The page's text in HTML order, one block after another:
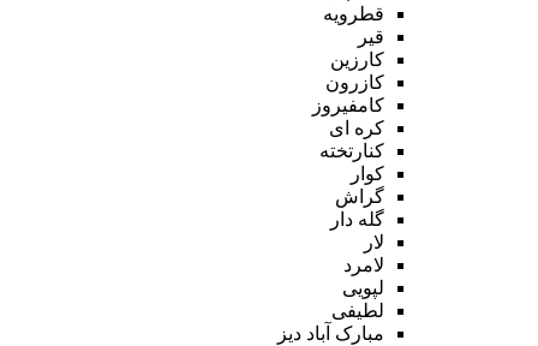
قطرویه
قیر
کارزین
کازرون
کامفیروز
کره ای
کنارتخته
کوار
گراش
گله دار
لار
لامرد
لپویی
لطیفی
مبارک آباد دیز